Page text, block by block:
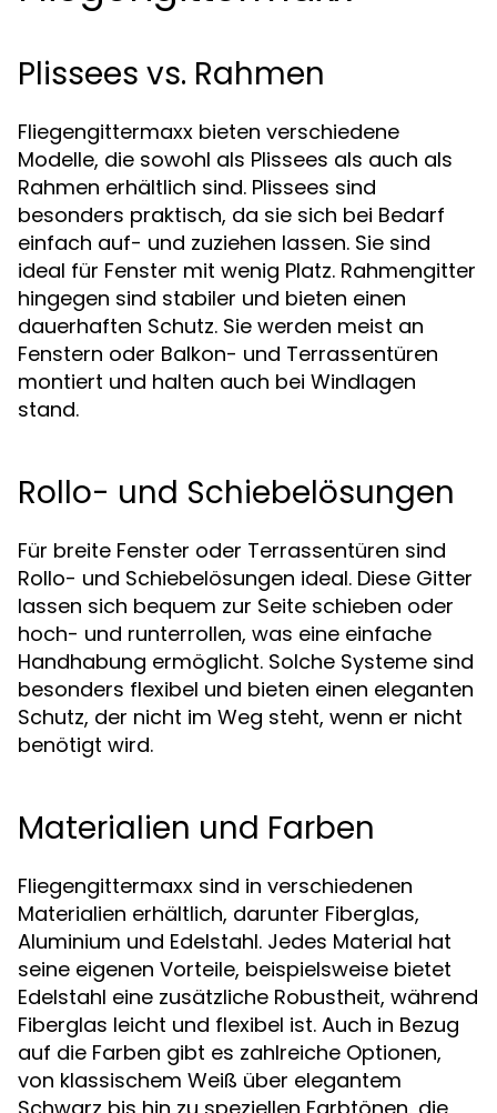
Plissees vs. Rahmen
Fliegengittermaxx bieten verschiedene
Modelle, die sowohl als Plissees als auch als
Rahmen erhältlich sind. Plissees sind
besonders praktisch, da sie sich bei Bedarf
einfach auf- und zuziehen lassen. Sie sind
ideal für Fenster mit wenig Platz. Rahmengitter
hingegen sind stabiler und bieten einen
dauerhaften Schutz. Sie werden meist an
Fenstern oder Balkon- und Terrassentüren
montiert und halten auch bei Windlagen
stand.
Rollo- und Schiebelösungen
Für breite Fenster oder Terrassentüren sind
Rollo- und Schiebelösungen ideal. Diese Gitter
lassen sich bequem zur Seite schieben oder
hoch- und runterrollen, was eine einfache
Handhabung ermöglicht. Solche Systeme sind
besonders flexibel und bieten einen eleganten
Schutz, der nicht im Weg steht, wenn er nicht
benötigt wird.
Materialien und Farben
Fliegengittermaxx sind in verschiedenen
Materialien erhältlich, darunter Fiberglas,
Aluminium und Edelstahl. Jedes Material hat
seine eigenen Vorteile, beispielsweise bietet
Edelstahl eine zusätzliche Robustheit, während
Fiberglas leicht und flexibel ist. Auch in Bezug
auf die Farben gibt es zahlreiche Optionen,
von klassischem Weiß über elegantem